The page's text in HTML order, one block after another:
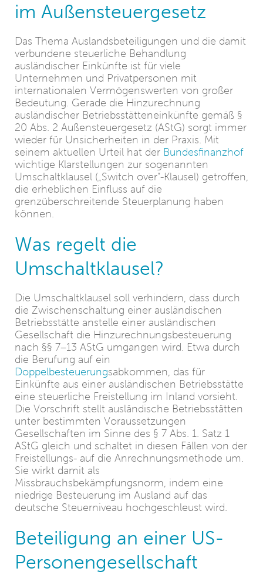
im Außensteuergesetz
Das Thema Auslandsbeteiligungen und die damit
verbundene steuerliche Behandlung
ausländischer Einkünfte ist für viele
Unternehmen und Privatpersonen mit
internationalen Vermögenswerten von großer
Bedeutung. Gerade die Hinzurechnung
ausländischer Betriebsstätteneinkünfte gemäß §
20 Abs. 2 Außensteuergesetz (AStG) sorgt immer
wieder für Unsicherheiten in der Praxis. Mit
seinem aktuellen Urteil hat der Bundesfinanzhof
wichtige Klarstellungen zur sogenannten
Umschaltklausel („Switch over“-Klausel) getroffen,
die erheblichen Einfluss auf die
grenzüberschreitende Steuerplanung haben
können.
Was regelt die
Umschaltklausel?
Die Umschaltklausel soll verhindern, dass durch
die Zwischenschaltung einer ausländischen
Betriebsstätte anstelle einer ausländischen
Gesellschaft die Hinzurechnungsbesteuerung
nach §§ 7–13 AStG umgangen wird. Etwa durch
die Berufung auf ein
Doppelbesteuerungsabkommen, das für
Einkünfte aus einer ausländischen Betriebsstätte
eine steuerliche Freistellung im Inland vorsieht.
Die Vorschrift stellt ausländische Betriebsstätten
unter bestimmten Voraussetzungen
Gesellschaften im Sinne des § 7 Abs. 1. Satz 1
AStG gleich und schaltet in diesen Fällen von der
Freistellungs- auf die Anrechnungsmethode um.
Sie wirkt damit als
Missbrauchsbekämpfungsnorm, indem eine
niedrige Besteuerung im Ausland auf das
deutsche Steuerniveau hochgeschleust wird.
Beteiligung an einer US-
Personengesellschaft